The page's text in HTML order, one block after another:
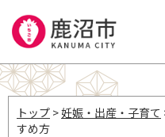
トップ >妊娠・出産・子育て
すめ方